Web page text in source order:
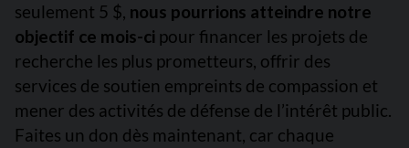
seulement 5 $, nous pourrions atteindre notre
objectif ce mois-ci pour financer les projets de
recherche les plus prometteurs, offrir des
services de soutien empreints de compassion et
mener des activités de défense de l’intérêt public.
Faites un don dès maintenant, car chaque